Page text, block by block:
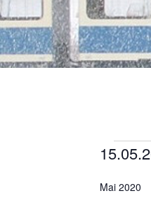
wählen.
Mai 2020